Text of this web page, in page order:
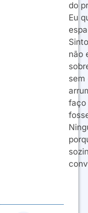
do
Eu
não
sem
faço